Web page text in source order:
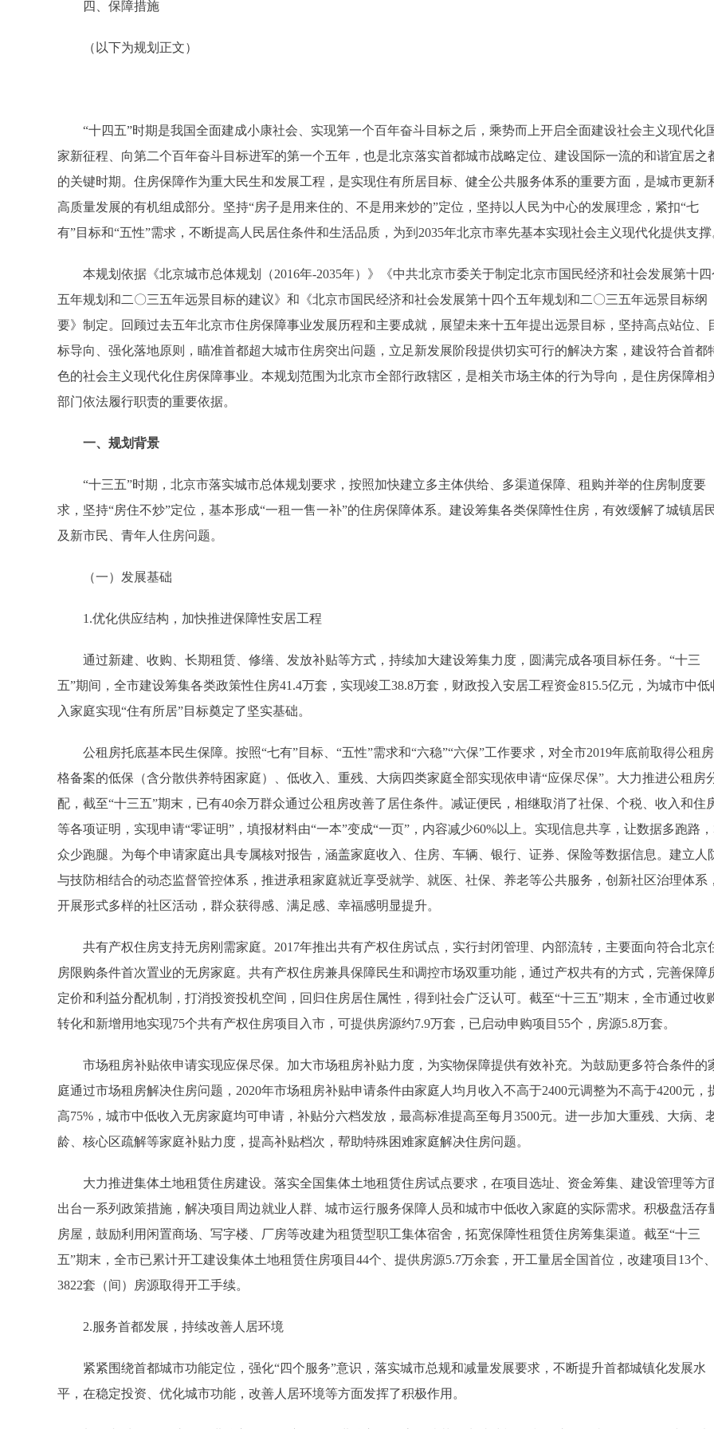
四、保障措施
（以下为规划正文）
“十四五”时期是我国全面建成小康社会、实现第一个百年奋斗目标之后，乘势而上开启全面建设社会主义现代化
家新征程、向第二个百年奋斗目标进军的第一个五年，也是北京落实首都城市战略定位、建设国际一流的和谐宜居之
的关键时期。住房保障作为重大民生和发展工程，是实现住有所居目标、健全公共服务体系的重要方面，是城市更新
高质量发展的有机组成部分。坚持“房子是用来住的、不是用来炒的”定位，坚持以人民为中心的发展理念，紧扣“七
有”目标和“五性”需求，不断提高人民居住条件和生活品质，为到2035年北京市率先基本实现社会主义现代化提供支撑
本规划依据《北京城市总体规划（2016年-2035年）》《中共北京市委关于制定北京市国民经济和社会发展第十四
五年规划和二〇三五年远景目标的建议》和《北京市国民经济和社会发展第十四个五年规划和二〇三五年远景目标纲
要》制定。回顾过去五年北京市住房保障事业发展历程和主要成就，展望未来十五年提出远景目标，坚持高点站位、
标导向、强化落地原则，瞄准首都超大城市住房突出问题，立足新发展阶段提供切实可行的解决方案，建设符合首都
色的社会主义现代化住房保障事业。本规划范围为北京市全部行政辖区，是相关市场主体的行为导向，是住房保障相
部门依法履行职责的重要依据。
一、规划背景
“十三五”时期，北京市落实城市总体规划要求，按照加快建立多主体供给、多渠道保障、租购并举的住房制度要
求，坚持“房住不炒”定位，基本形成“一租一售一补”的住房保障体系。建设筹集各类保障性住房，有效缓解了城镇居
及新市民、青年人住房问题。
（一）发展基础
1.优化供应结构，加快推进保障性安居工程
通过新建、收购、长期租赁、修缮、发放补贴等方式，持续加大建设筹集力度，圆满完成各项目标任务。“十三
五”期间，全市建设筹集各类政策性住房41.4万套，实现竣工38.8万套，财政投入安居工程资金815.5亿元，为城市中低
入家庭实现“住有所居”目标奠定了坚实基础。
公租房托底基本民生保障。按照“七有”目标、“五性”需求和“六稳”“六保”工作要求，对全市2019年底前取得公租
格备案的低保（含分散供养特困家庭）、低收入、重残、大病四类家庭全部实现依申请“应保尽保”。大力推进公租房
配，截至“十三五”期末，已有40余万群众通过公租房改善了居住条件。减证便民，相继取消了社保、个税、收入和住
等各项证明，实现申请“零证明”，填报材料由“一本”变成“一页”，内容减少60%以上。实现信息共享，让数据多跑路
众少跑腿。为每个申请家庭出具专属核对报告，涵盖家庭收入、住房、车辆、银行、证券、保险等数据信息。建立人
与技防相结合的动态监督管控体系，推进承租家庭就近享受就学、就医、社保、养老等公共服务，创新社区治理体系，
开展形式多样的社区活动，群众获得感、满足感、幸福感明显提升。
共有产权住房支持无房刚需家庭。2017年推出共有产权住房试点，实行封闭管理、内部流转，主要面向符合北京
房限购条件首次置业的无房家庭。共有产权住房兼具保障民生和调控市场双重功能，通过产权共有的方式，完善保障
定价和利益分配机制，打消投资投机空间，回归住房居住属性，得到社会广泛认可。截至“十三五”期末，全市通过收
转化和新增用地实现75个共有产权住房项目入市，可提供房源约7.9万套，已启动申购项目55个，房源5.8万套。
市场租房补贴依申请实现应保尽保。加大市场租房补贴力度，为实物保障提供有效补充。为鼓励更多符合条件的
庭通过市场租房解决住房问题，2020年市场租房补贴申请条件由家庭人均月收入不高于2400元调整为不高于4200元，
高75%，城市中低收入无房家庭均可申请，补贴分六档发放，最高标准提高至每月3500元。进一步加大重残、大病、
龄、核心区疏解等家庭补贴力度，提高补贴档次，帮助特殊困难家庭解决住房问题。
大力推进集体土地租赁住房建设。落实全国集体土地租赁住房试点要求，在项目选址、资金筹集、建设管理等方
出台一系列政策措施，解决项目周边就业人群、城市运行服务保障人员和城市中低收入家庭的实际需求。积极盘活存
房屋，鼓励利用闲置商场、写字楼、厂房等改建为租赁型职工集体宿舍，拓宽保障性租赁住房筹集渠道。截至“十三
五”期末，全市已累计开工建设集体土地租赁住房项目44个、提供房源5.7万余套，开工量居全国首位，改建项目13个、
3822套（间）房源取得开工手续。
2.服务首都发展，持续改善人居环境
紧紧围绕首都城市功能定位，强化“四个服务”意识，落实城市总规和减量发展要求，不断提升首都城镇化发展水
平，在稳定投资、优化城市功能，改善人居环境等方面发挥了积极作用。